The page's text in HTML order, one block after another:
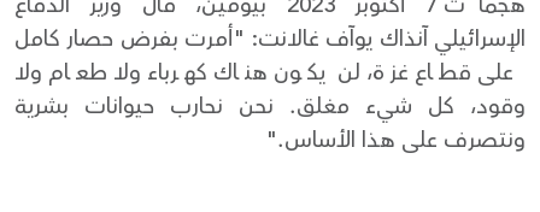
الإسرائيلي آنذاك يوآف غالانت: "أمرت بفرض حصار كامل
على قطاع غزة، لن يكون هناك كهرباء ولا طعام ولا
وقود، كل شيء مغلق. نحن نحارب حيوانات بشرية
ونتصرف على هذا الأساس."